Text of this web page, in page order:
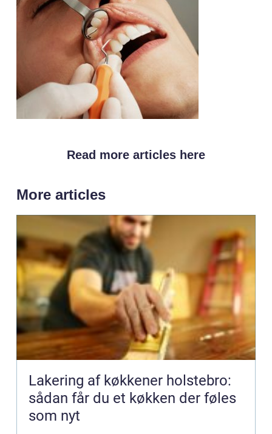
Read more articles here
More articles
Lakering af køkkener holstebro:
sådan får du et køkken der føles
som nyt